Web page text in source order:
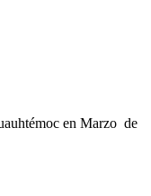
en Marzo de